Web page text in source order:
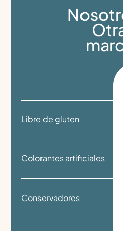
Libre de gluten
Colorantes artificiales
Conservadores